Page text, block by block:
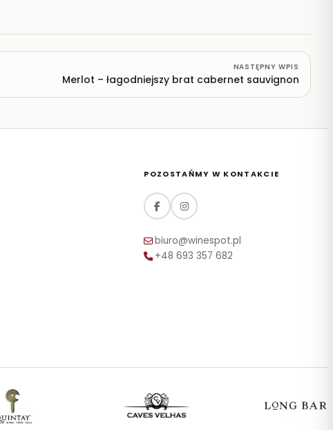
NASTĘPNY WPIS
Merlot – łagodniejszy brat cabernet sauvignon
POZOSTAŃMY W KONTAKCIE
biuro@winespot.pl
+48 693 357 682